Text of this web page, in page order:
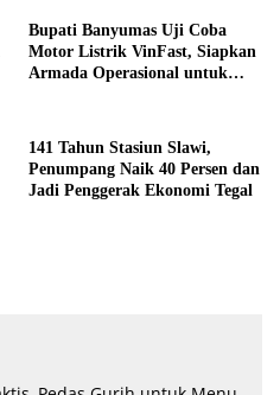
Bupati Banyumas Uji Coba
Motor Listrik VinFast, Siapkan
Armada Operasional untuk
141 Tahun Stasiun Slawi,
Penumpang Naik 40 Persen dan
Jadi Penggerak Ekonomi Tegal